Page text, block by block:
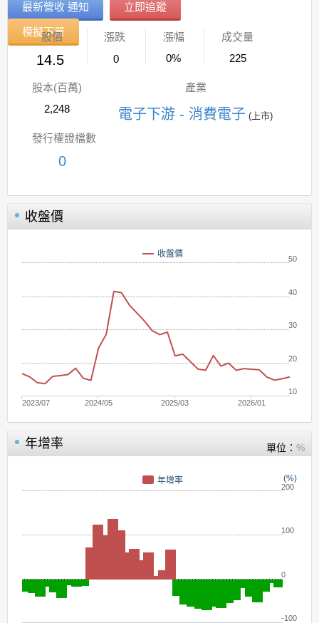
最新營收 通知 立即追蹤
模擬下單
股價
14.5
漲跌
0
漲幅
0%
成交量
225
股本(百萬)
2,248
產業
電子下游 - 消費電子 (上市)
發行權證檔數
0
收盤價
收盤價
2023/07 2024/05 2025/03 2026/01
10
20
30
40
50
年增率 單位： %
(%)
年增率
-100
0
100
200